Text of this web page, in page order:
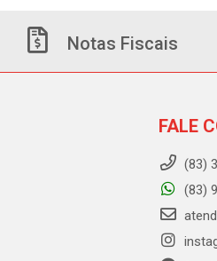
Notas Fiscais
FALE
(83)
(83)